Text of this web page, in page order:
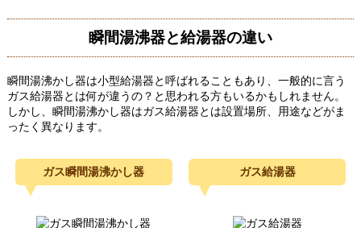
瞬間湯沸器と給湯器の違い
瞬間湯沸かし器は小型給湯器と呼ばれることもあり、一般的に言う
ガス給湯器とは何が違うの？と思われる方もいるかもしれません。
しかし、瞬間湯沸かし器はガス給湯器とは設置場所、用途などがま
ったく異なります。
ガス瞬間湯沸かし器 ガス給湯器